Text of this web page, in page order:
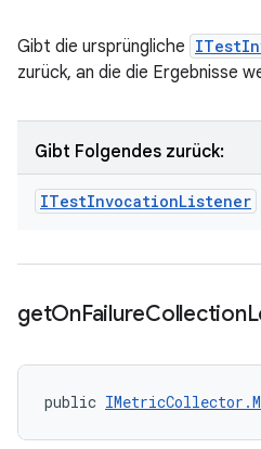
Gibt die ursprüngliche
zurück, an die die Ergebnisse
Gibt Folgendes zurück:
ITestInvocationListener
getOnFailureCollection
public